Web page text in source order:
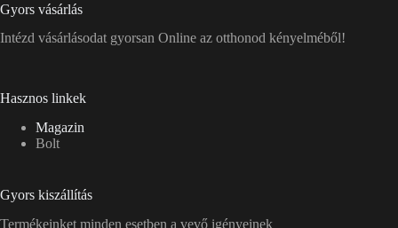
Gyors vásárlás
Intézd vásárlásodat gyorsan Online az otthonod kényelméből!
Hasznos linkek
Magazin
Bolt
Gyors kiszállítás
Termékeinket minden esetben a vevő igényeinek